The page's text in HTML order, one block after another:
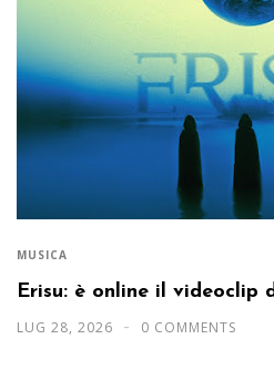
MUSICA
Erisu: è online il videoclip
LUG 28, 2026 0 COMMENTS